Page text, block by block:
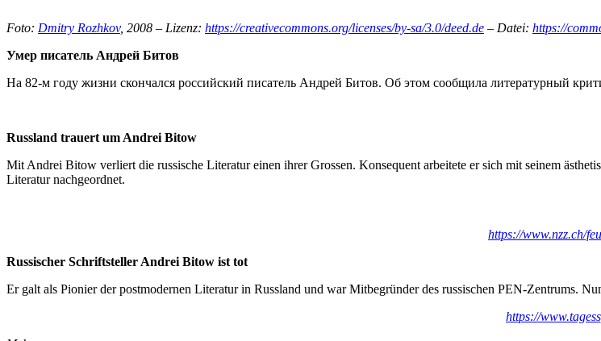
Foto: Dmitry Rozhkov, 2008 – Lizenz: https://creativecommons.org/licenses/by-sa/3.0/deed.de – Datei: https://
Умер писатель Андрей Битов
На 82-м году жизни скончался российский писатель Андрей Битов. Об этом сообщила литературный
Russland trauert um Andrei Bitow
Mit Andrei Bitow verliert die russische Literatur einen ihrer Grossen. Konsequent arbeitete er sich mit seinem
Literatur nachgeordnet.
https://www.nzz.ch/
Russischer Schriftsteller Andrei Bitow ist tot
Er galt als Pionier der postmodernen Literatur in Russland und war Mitbegründer des russischen PEN-Zentrums.
https://